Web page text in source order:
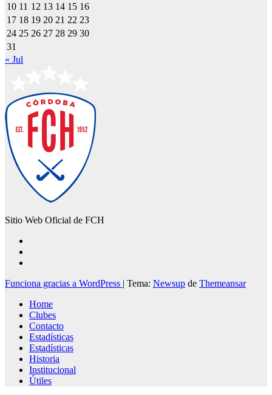
10 11 12 13 14 15 16
17 18 19 20 21 22 23
24 25 26 27 28 29 30
31
« Jul
Sitio Web Oficial de FCH
Funciona gracias a WordPress | Tema: Newsup de Themeansar
Home
Clubes
Contacto
Estadísticas
Estadísticas
Historia
Institucional
Útiles